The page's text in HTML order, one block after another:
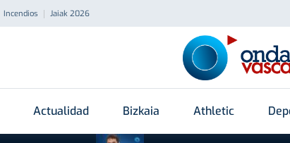
Incendios Jaiak 2026
Actualidad Bizkaia Athletic